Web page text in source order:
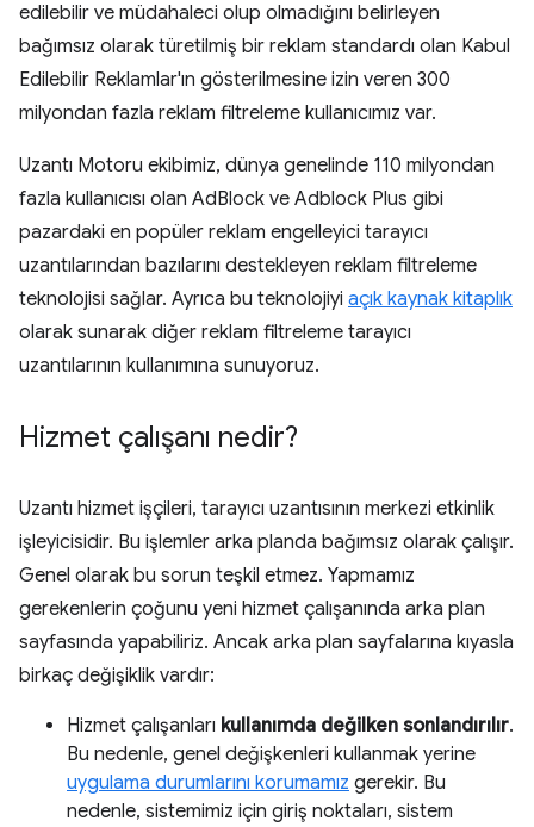
edilebilir ve müdahaleci olup olmadığını belirleyen
bağımsız olarak türetilmiş bir reklam standardı olan Kabul
Edilebilir Reklamlar'ın gösterilmesine izin veren 300
milyondan fazla reklam filtreleme kullanıcımız var.
Uzantı Motoru ekibimiz, dünya genelinde 110 milyondan
fazla kullanıcısı olan AdBlock ve Adblock Plus gibi
pazardaki en popüler reklam engelleyici tarayıcı
uzantılarından bazılarını destekleyen reklam filtreleme
teknolojisi sağlar. Ayrıca bu teknolojiyi açık kaynak kitaplık
olarak sunarak diğer reklam filtreleme tarayıcı
uzantılarının kullanımına sunuyoruz.
Hizmet çalışanı nedir?
Uzantı hizmet işçileri, tarayıcı uzantısının merkezi etkinlik
işleyicisidir. Bu işlemler arka planda bağımsız olarak çalışır.
Genel olarak bu sorun teşkil etmez. Yapmamız
gerekenlerin çoğunu yeni hizmet çalışanında arka plan
sayfasında yapabiliriz. Ancak arka plan sayfalarına kıyasla
birkaç değişiklik vardır:
Hizmet çalışanları kullanımda değilken sonlandırılır.
Bu nedenle, genel değişkenleri kullanmak yerine
uygulama durumlarını korumamız gerekir. Bu
nedenle, sistemimiz için giriş noktaları, sistem